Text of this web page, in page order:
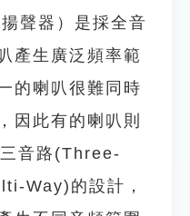
聲器）是採全音
產生廣泛頻率範
的喇叭很難同時
因此有的喇叭則
音路(Three-
Way)的設計，